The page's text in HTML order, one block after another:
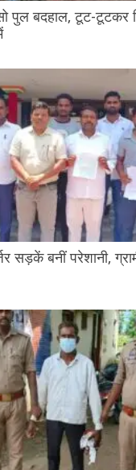
पुल बदहाल, टूट-टूटकर
सड़कें बनीं परेशानी,